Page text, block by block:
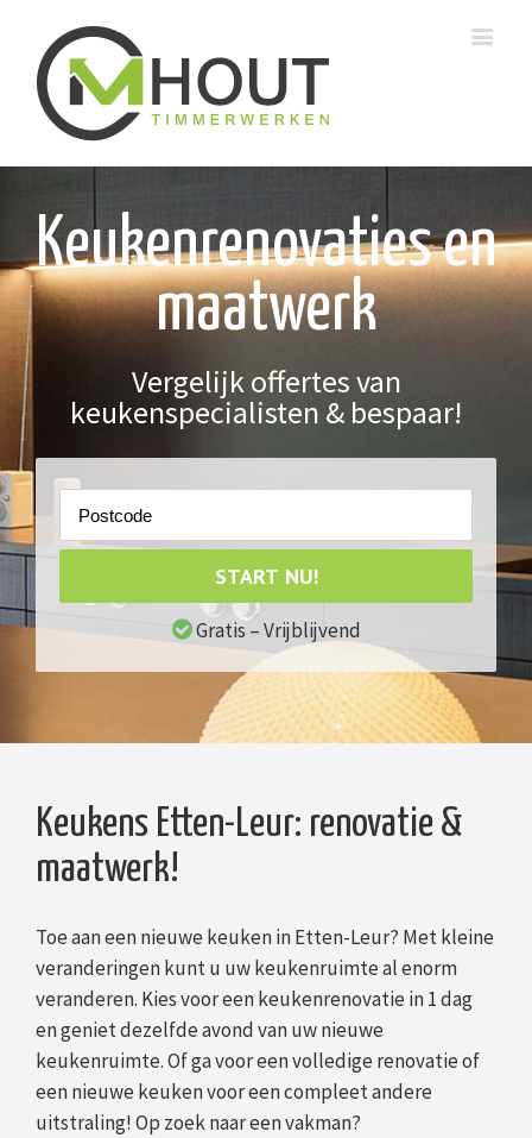
Keukenrenovaties en
maatwerk
Vergelijk offertes van
keukenspecialisten & bespaar!
START NU!
Gratis – Vrijblijvend
Keukens Etten-Leur: renovatie &
maatwerk!
Toe aan een nieuwe keuken in Etten-Leur? Met kleine
veranderingen kunt u uw keukenruimte al enorm
veranderen. Kies voor een keukenrenovatie in 1 dag
en geniet dezelfde avond van uw nieuwe
keukenruimte. Of ga voor een volledige renovatie of
een nieuwe keuken voor een compleet andere
uitstraling! Op zoek naar een vakman?